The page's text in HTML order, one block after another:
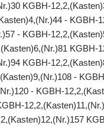
KGBH-
- KGBH-
- KGBH-
KGBH-
KGBH-
-
- KGBH-